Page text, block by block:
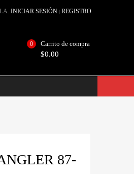
INICIAR SESIÓN | REGISTRO
Carrito de compra
$0.00
0
87-